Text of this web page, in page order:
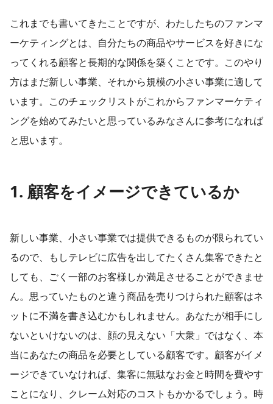
これまでも書いてきたことですが、わたしたちのファンマ
ーケティングとは、自分たちの商品やサービスを好きにな
ってくれる顧客と長期的な関係を築くことです。このやり
方はまだ新しい事業、それから規模の小さい事業に適して
います。このチェックリストがこれからファンマーケティ
ングを始めてみたいと思っているみなさんに参考になれば
と思います。
1. 顧客をイメージできているか
新しい事業、小さい事業では提供できるものが限られてい
るので、もしテレビに広告を出してたくさん集客できたと
しても、ごく一部のお客様しか満足させることができませ
ん。思っていたものと違う商品を売りつけられた顧客はネ
ットに不満を書き込むかもしれません。あなたが相手にし
ないといけないのは、顔の見えない「大衆」ではなく、本
当にあなたの商品を必要としている顧客です。顧客がイメ
ージできていなければ、集客に無駄なお金と時間を費やす
ことになり、クレーム対応のコストもかかるでしょう。時